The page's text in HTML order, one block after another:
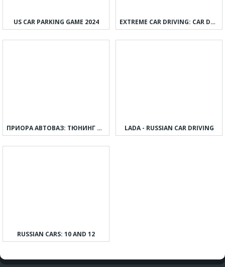
US CAR PARKING GAME 2024 EXTREME CAR DRIVING: CAR DRIFT
ПРИОРА АВТОВАЗ: ТЮНИНГ И ДРИФТ LADA - RUSSIAN CAR DRIVING
RUSSIAN CARS: 10 AND 12